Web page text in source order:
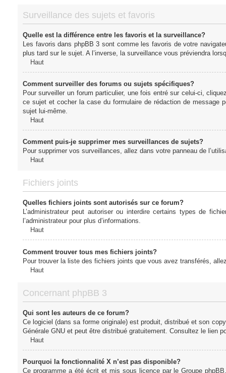
Surveillance des sujets et favoris
Quelle est la différence entre les favoris et la surveillance?
Les favoris dans phpBB 3 sont comme les favoris de votre
plus tard sur le sujet. A l’inverse, la surveillance vous préviendra
Haut
Comment surveiller des forums ou sujets spécifiques?
Pour surveiller un forum particulier, une fois entré sur celui-ci,
ce sujet et cocher la case du formulaire de rédaction de message
sujet lui-même.
Haut
Comment puis-je supprimer mes surveillances de sujets?
Pour supprimer vos surveillances, allez dans votre panneau de
Haut
Fichiers joints
Quelles fichiers joints sont autorisés sur ce forum?
L’administrateur peut autoriser ou interdire certains types de
l’administrateur pour plus d’informations.
Haut
Comment trouver tous mes fichiers joints?
Pour trouver la liste des fichiers joints que vous avez transférés,
Haut
Concernant phpBB 3
Qui sont les auteurs de ce forum?
Ce logiciel (dans sa forme originale) est produit, distribué et son
Générale GNU et peut être distribué gratuitement. Consultez le lien
Haut
Pourquoi la fonctionnalité X n’est pas disponible?
Ce programme a été écrit et mis sous licence par le Groupe